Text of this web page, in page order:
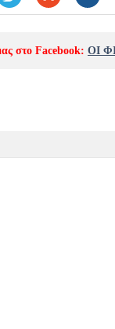
στο Facebook: ΟΙ